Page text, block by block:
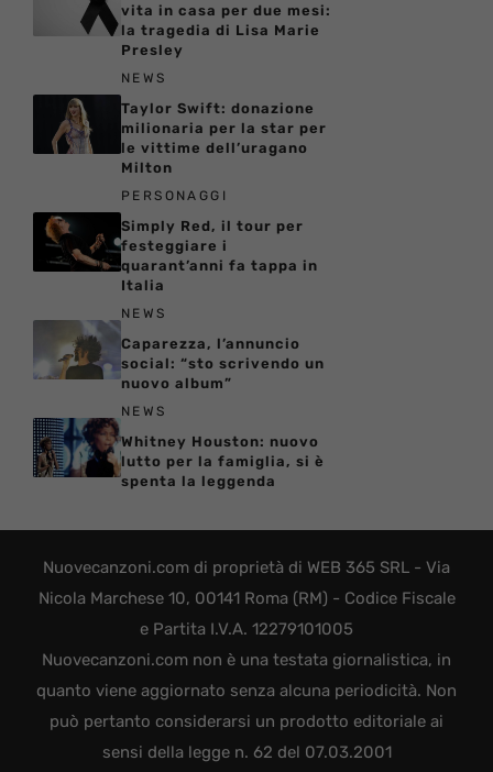
vita in casa per due mesi:
la tragedia di Lisa Marie
Presley
NEWS
Taylor Swift: donazione
milionaria per la star per
le vittime dell’uragano
Milton
PERSONAGGI
Simply Red, il tour per
festeggiare i
quarant’anni fa tappa in
Italia
NEWS
Caparezza, l’annuncio
social: “sto scrivendo un
nuovo album”
NEWS
Whitney Houston: nuovo
lutto per la famiglia, si è
spenta la leggenda
Nuovecanzoni.com di proprietà di WEB 365 SRL - Via
Nicola Marchese 10, 00141 Roma (RM) - Codice Fiscale
e Partita I.V.A. 12279101005
Nuovecanzoni.com non è una testata giornalistica, in
quanto viene aggiornato senza alcuna periodicità. Non
può pertanto considerarsi un prodotto editoriale ai
sensi della legge n. 62 del 07.03.2001